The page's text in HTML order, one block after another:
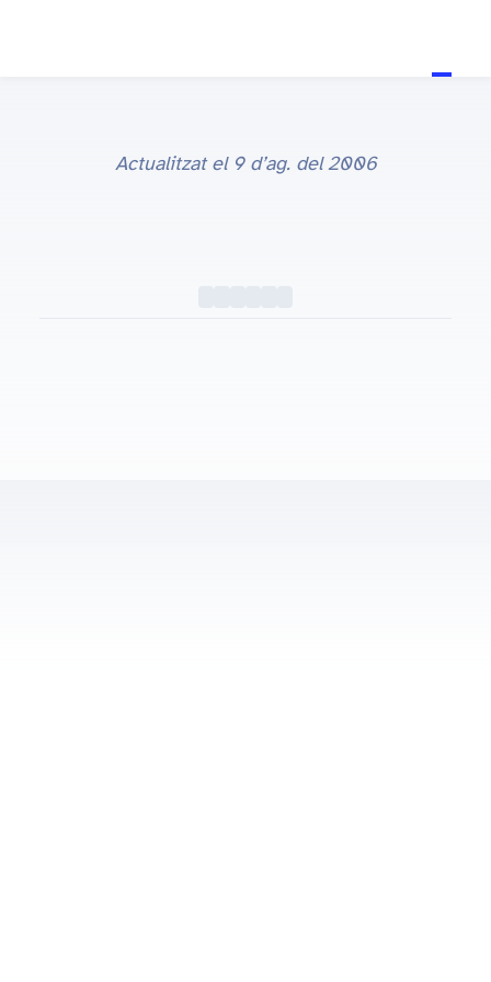
Actualitzat el 9 d’ag. del 2006